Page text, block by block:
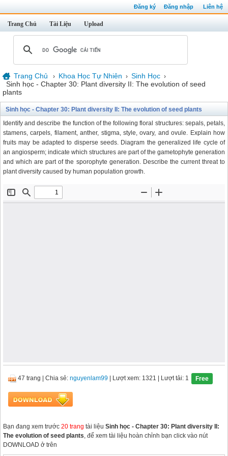
Đăng ký Đăng nhập Liên hệ
Trang Chủ Tài Liệu Upload
Trang Chủ › Khoa Học Tự Nhiên › Sinh Học ›
Sinh học - Chapter 30: Plant diversity II: The evolution of seed
plants
Sinh học - Chapter 30: Plant diversity II: The evolution of seed plants
Identify and describe the function of the following floral structures: sepals, petals,
stamens, carpels, filament, anther, stigma, style, ovary, and ovule. Explain how
fruits may be adapted to disperse seeds. Diagram the generalized life cycle of
an angiosperm; indicate which structures are part of the gametophyte generation
and which are part of the sporophyte generation. Describe the current threat to
plant diversity caused by human population growth.
47 trang Chia sẻ: nguyenlam99 | Lượt xem: 1321 | Lượt tải: 1 Free
Bạn đang xem trước 20 trang tài liệu Sinh học - Chapter 30: Plant diversity II:
The evolution of seed plants, để xem tài liệu hoàn chỉnh bạn click vào nút
DOWNLOAD ở trên